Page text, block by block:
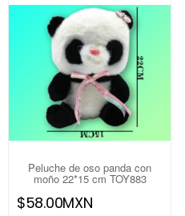
Peluche de oso panda con
moño 22*15 cm TOY883
$58.00MXN